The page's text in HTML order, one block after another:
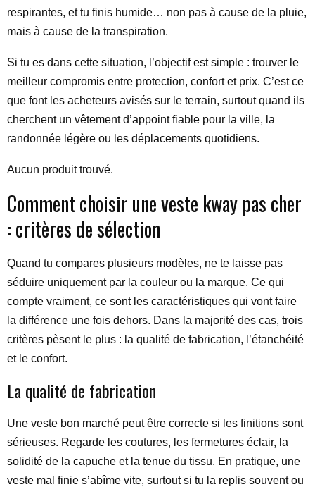
respirantes, et tu finis humide… non pas à cause de la pluie,
mais à cause de la transpiration.
Si tu es dans cette situation, l’objectif est simple : trouver le
meilleur compromis entre protection, confort et prix. C’est ce
que font les acheteurs avisés sur le terrain, surtout quand ils
cherchent un vêtement d’appoint fiable pour la ville, la
randonnée légère ou les déplacements quotidiens.
Aucun produit trouvé.
Comment choisir une veste kway pas cher
: critères de sélection
Quand tu compares plusieurs modèles, ne te laisse pas
séduire uniquement par la couleur ou la marque. Ce qui
compte vraiment, ce sont les caractéristiques qui vont faire
la différence une fois dehors. Dans la majorité des cas, trois
critères pèsent le plus : la qualité de fabrication, l’étanchéité
et le confort.
La qualité de fabrication
Une veste bon marché peut être correcte si les finitions sont
sérieuses. Regarde les coutures, les fermetures éclair, la
solidité de la capuche et la tenue du tissu. En pratique, une
veste mal finie s’abîme vite, surtout si tu la replis souvent ou